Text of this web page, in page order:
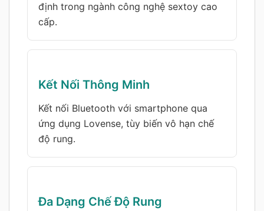
định trong ngành công nghệ sextoy cao
cấp.
Kết Nối Thông Minh
Kết nối Bluetooth với smartphone qua
ứng dụng Lovense, tùy biến vô hạn chế
độ rung.
Đa Dạng Chế Độ Rung